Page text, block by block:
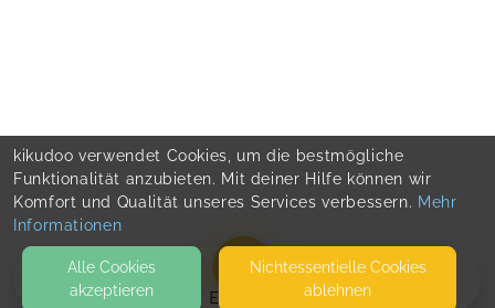
EVENTS
kikudoo verwendet Cookies, um die bestmögliche
Funktionalität anzubieten. Mit deiner Hilfe können wir
Komfort und Qualität unseres Services verbessern. Mehr
Informationen
Alle Cookies
akzeptieren
Nicht­essentielle Cookies
ablehnen